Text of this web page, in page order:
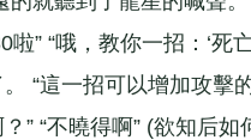
啦” “哦，教你一招：‘
“這一招可以增加攻擊
” “不曉得啊” (欲知后如